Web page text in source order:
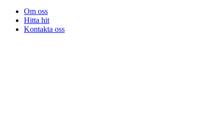
Om oss
Hitta hit
Kontakta oss